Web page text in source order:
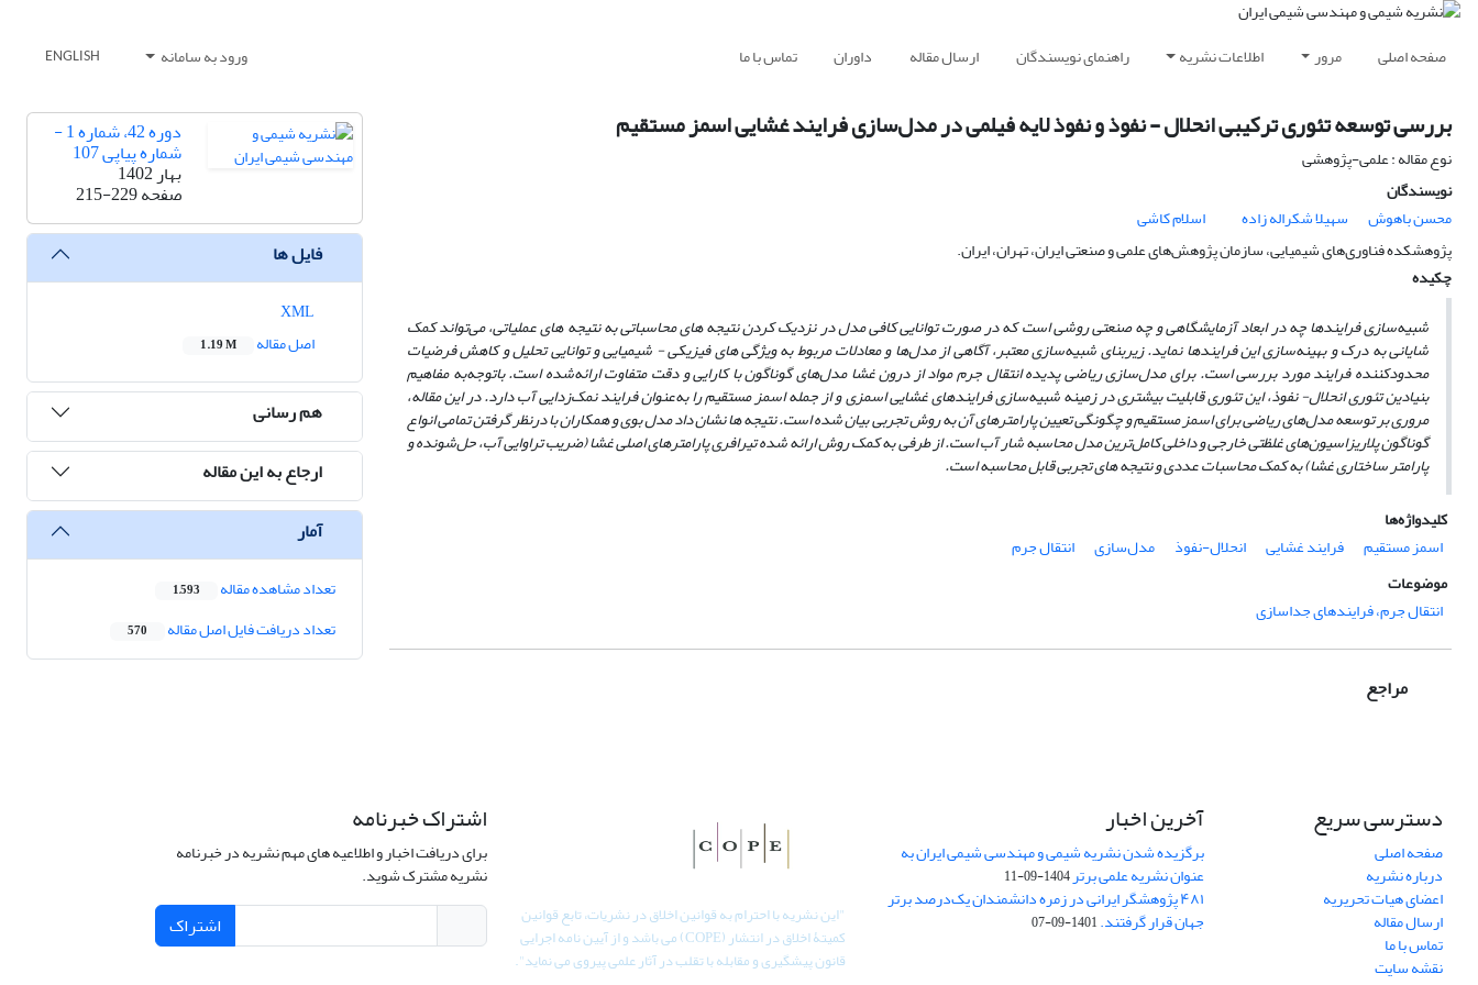
صفحه اصلی مرور اطلاعات نشریه راهنمای نویسندگان ارسال مقاله داوران تماس با ما ورود به سامانه ENGLISH
بررسی توسعه تئوری ترکیبی انحلال - نفوذ و نفوذ لایه فیلمی در مدل‌سازی فرایند غشایی اسمز مستقیم
نوع مقاله : علمی-پژوهشی
نویسندگان
محسن باهوش
سهیلا شکراله زاده
اسلام کاشی
پژوهشکده فناوری‌های شیمیایی، سازمان پژوهش‌های علمی و صنعتی ایران، تهران، ایران.
چکیده
شبیه‌سازی فرایندها چه در ابعاد آزمایشگاهی و چه صنعتی روشی است که در صورت توانایی کافی مدل در نزدیک کردن نتیجه­ های محاسباتی به نتیجه­ های عملیاتی، می‌تواند کمک
شایانی به درک و بهینه‌سازی این فرایندها نماید. زیربنای شبیه‌سازی معتبر، آگاهی از مدل‌ها و معادلات مربوط به ویژگی­ های فیزیکی - شیمیایی و توانایی تحلیل و کاهش فرضیات
محدودکننده فرایند مورد بررسی است. برای مدل‌سازی ریاضی پدیده انتقال جرم مواد از درون غشا مدل‌های گوناگون با کارایی و دقت متفاوت ارائه‌شده است. باتوجه‌به مفاهیم
بنیادین تئوری انحلال- نفوذ، این تئوری قابلیت بیشتری در زمینه شبیه‌سازی فرایندهای غشایی اسمزی و از جمله اسمز مستقیم را به‌عنوان فرایند نمک‌زدایی آب دارد. در این مقاله،
مروری بر توسعه مدل‌های ریاضی برای اسمز مستقیم و چگونگی تعیین پارامترهای آن به روش تجربی بیان شده است. نتیجه ها نشان داد مدل بوی و همکاران با درنظر گرفتن تمامی انواع
گوناگون پلاریزاسیون‌های غلظتی خارجی و داخلی کامل‌ترین مدل محاسبه شار آب است. از طرفی به کمک روش ارائه شده تیرافری پارامترهای اصلی غشا (ضریب تراوایی آب، حل‌شونده و
پارامتر ساختاری غشا) به کمک محاسبات عددی و نتیجه های تجربی قابل محاسبه است.
کلیدواژه‌ها
اسمز مستقیم
فرایند غشایی انحلال-نفوذ مدل‌سازی
انتقال جرم
موضوعات
انتقال جرم، فرایندهای جداسازی
مراجع
دوره 42، شماره 1 -
شماره پیاپی 107
بهار 1402
صفحه215-229
فایل ها
اصل مقاله
1.19 M
هم رسانی
ارجاع به این مقاله
آمار
تعداد مشاهده مقاله 1,593
تعداد دریافت فایل اصل مقاله 570
دسترسی سریع
صفحه اصلی
درباره نشریه
اعضای هیات تحریریه
ارسال مقاله
تماس با ما
نقشه سایت
آخرین اخبار
برگزیده شدن نشریه شیمی و مهندسی شیمی ایران به
عنوان نشریه علمی برتر1404-09-11
۴۸۱ پژوهشگر ایرانی در زمره دانشمندان یک‌درصد برتر
جهان قرار گرفتند.1401-09-07
"این نشریه با احترام به قوانین اخلاق در نشریات، تابع قوانین
کمیتۀ اخلاق در انتشار (COPE) می باشد و از آیین نامه اجرایی
قانون پیشگیری و مقابله با تقلب در آثار علمی پیروی می نماید".
اشتراک خبرنامه
برای دریافت اخبار و اطلاعیه های مهم نشریه در خبرنامه
نشریه مشترک شوید.
اشتراک